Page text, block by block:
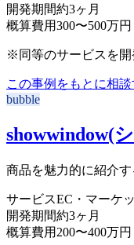
開発期間約3ヶ月
概算費用300〜500万円
※同等のサービスを開
この事例をもとに相談
bubble
showwindow(
商品を魅力的に紹介
サービスEC・マーケ
開発期間約3ヶ月
概算費用 200〜400万円